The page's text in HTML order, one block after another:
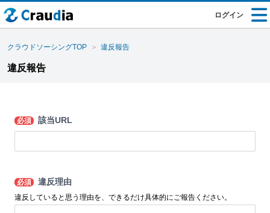
ログイン
クラウドソーシングTOP 違反報告
違反報告
必須 該当URL
必須 違反理由
違反していると思う理由を、できるだけ具体的にご報告ください。